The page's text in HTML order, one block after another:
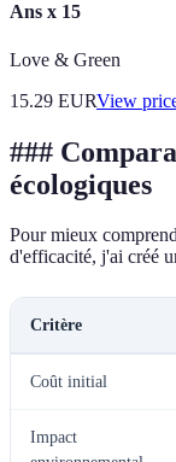
Ans x 15
Love & Green
15.29 EURView
###
écologiques
Pour mieux
d'efficacité, j'ai créé
Critère
Coût initial
Impact